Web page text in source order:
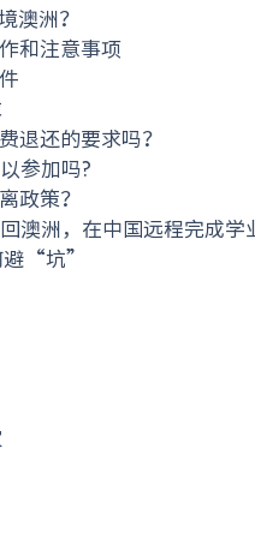
澳洲？
和注意事项
退还的要求吗？
参加吗?
政策？
澳洲，在中国远程完成学
避“坑”